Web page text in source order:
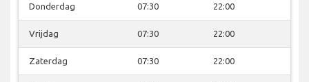
Donderdag 07:30 22:00
Vrijdag 07:30 22:00
Zaterdag 07:30 22:00